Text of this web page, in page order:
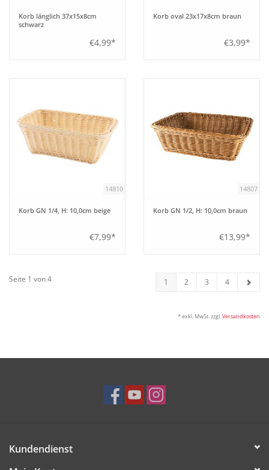
Korb länglich 37x15x8cm
schwarz
€4,99*
Korb oval 23x17x8cm braun
€3,99*
14810
Korb GN 1/4, H: 10,0cm beige
€7,99*
14807
Korb GN 1/2, H: 10,0cm braun
€13,99*
Seite 1 von 4 1 2 3 4
* exkl. MwSt. zzgl.Versandkosten
Kundendienst